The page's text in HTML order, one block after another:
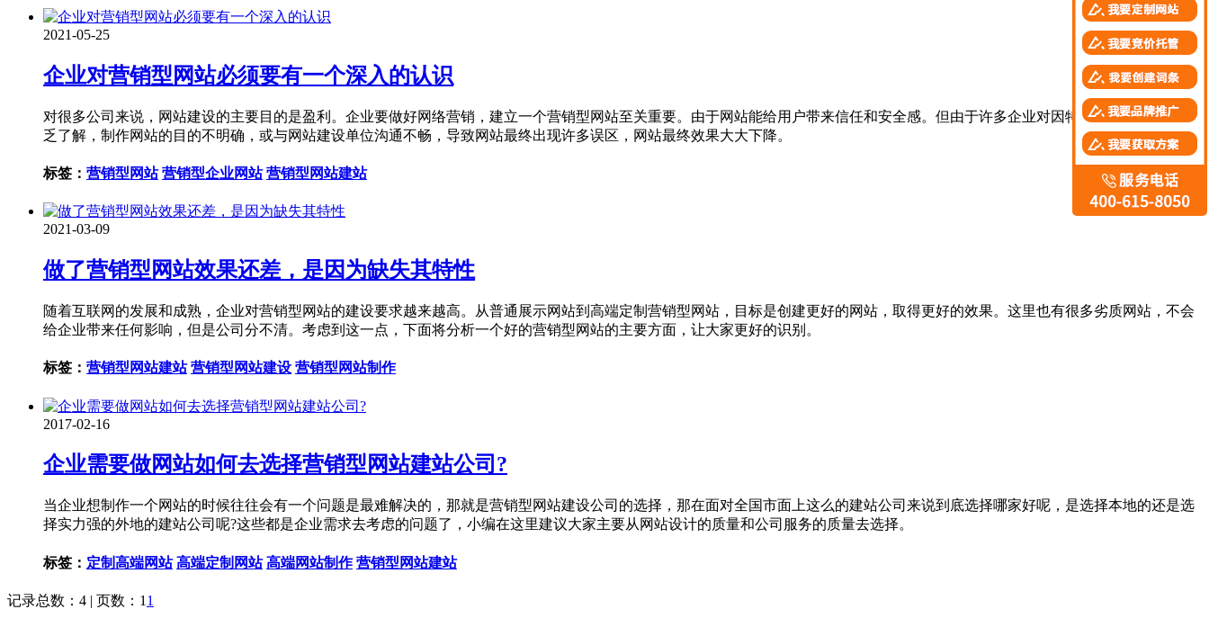
2021-05-25
企业对营销型网站必须要有一个深入的认识
对很多公司来说，网站建设的主要目的是盈利。企业要做好网络营销，建立一个营销型网站至关重要。由于网站能给用户带来信任和安全感。但由于许多企业对因特网及营销型网站缺
乏了解，制作网站的目的不明确，或与网站建设单位沟通不畅，导致网站最终出现许多误区，网站最终效果大大下降。
标签： 营销型网站 营销型企业网站 营销型网站建站
2021-03-09
做了营销型网站效果还差，是因为缺失其特性
随着互联网的发展和成熟，企业对营销型网站的建设要求越来越高。从普通展示网站到高端定制营销型网站，目标是创建更好的网站，取得更好的效果。这里也有很多劣质网站，不会
给企业带来任何影响，但是公司分不清。考虑到这一点，下面将分析一个好的营销型网站的主要方面，让大家更好的识别。
标签： 营销型网站建站 营销型网站建设 营销型网站制作
2017-02-16
企业需要做网站如何去选择营销型网站建站公司?
当企业想制作一个网站的时候往往会有一个问题是最难解决的，那就是营销型网站建设公司的选择，那在面对全国市面上这么的建站公司来说到底选择哪家好呢，是选择本地的还是选
择实力强的外地的建站公司呢?这些都是企业需求去考虑的问题了，小编在这里建议大家主要从网站设计的质量和公司服务的质量去选择。
标签： 定制高端网站 高端定制网站 高端网站制作 营销型网站建站
记录总数：4 | 页数：1 1